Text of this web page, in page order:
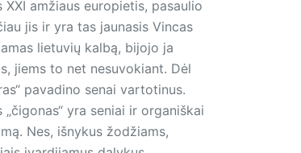
amžiaus europietis, pasaulio
jis ir yra tas jaunasis Vincas
lietuvių kalbą, bijojo ja
jiems to net nesuvokiant. Dėl
pavadino senai vartotinus.
yra seniai ir organiškai
Nes, išnykus žodžiams,